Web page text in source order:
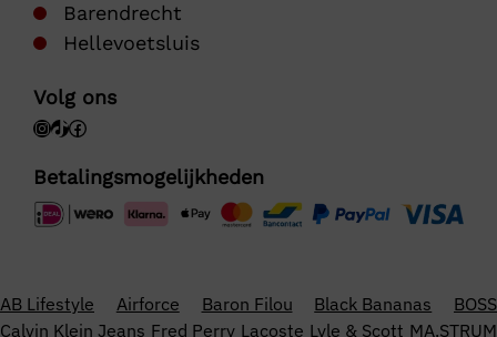
Barendrecht
Hellevoetsluis
Volg ons
Betalingsmogelijkheden
AB Lifestyle Airforce Baron Filou Black Bananas
BOSS
Calvin Klein Jeans Fred Perry Lacoste Lyle & Scott MA.STRUM